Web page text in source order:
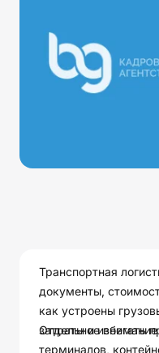
Транспортная
документы,
как устроены
затраты и избегать
Отдельное
терминалов,